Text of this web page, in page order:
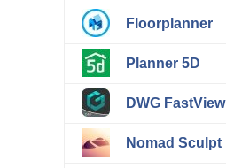
Floorplanner
Planner 5D
DWG FastView
Nomad Sculpt